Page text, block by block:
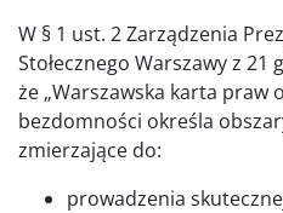
W § 1 ust. 2 Zarządzenia
Stołecznego Warszawy z
że „Warszawska karta praw
bezdomności określa
zmierzające do:
prowadzenia